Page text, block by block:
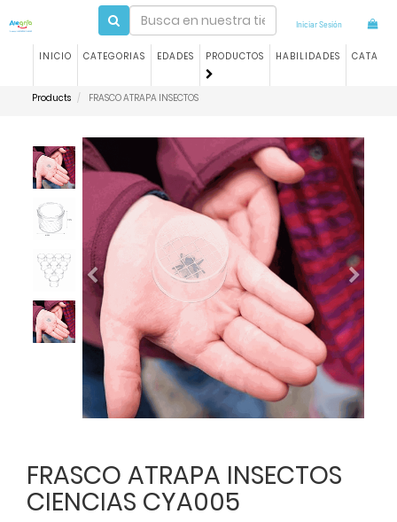
Iniciar Sesión
INICIO CATEGORIAS EDADES PRODUCTOS HABILIDADES
Products FRASCO ATRAPA INSECTOS
Previous Next
FRASCO ATRAPA INSECTOS
CIENCIAS CYA005